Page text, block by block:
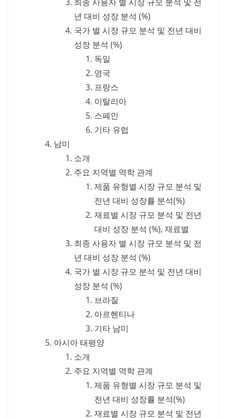
년 대비 성장 분석 (%)
국가 별 시장 규모 분석 및 전년 대비
성장 분석 (%)
독일
영국
프랑스
이탈리아
스페인
기타 유럽
남미
소개
주요 지역별 역학 관계
제품 유형별 시장 규모 분석 및
전년 대비 성장률 분석(%)
재료별 시장 규모 분석 및 전년
대비 성장 분석 (%), 재료별
최종 사용자 별 시장 규모 분석 및 전
년 대비 성장 분석 (%)
국가 별 시장 규모 분석 및 전년 대비
성장 분석 (%)
브라질
아르헨티나
기타 남미
아시아 태평양
소개
주요 지역별 역학 관계
제품 유형별 시장 규모 분석 및
전년 대비 성장률 분석(%)
재료별 시장 규모 분석 및 전년